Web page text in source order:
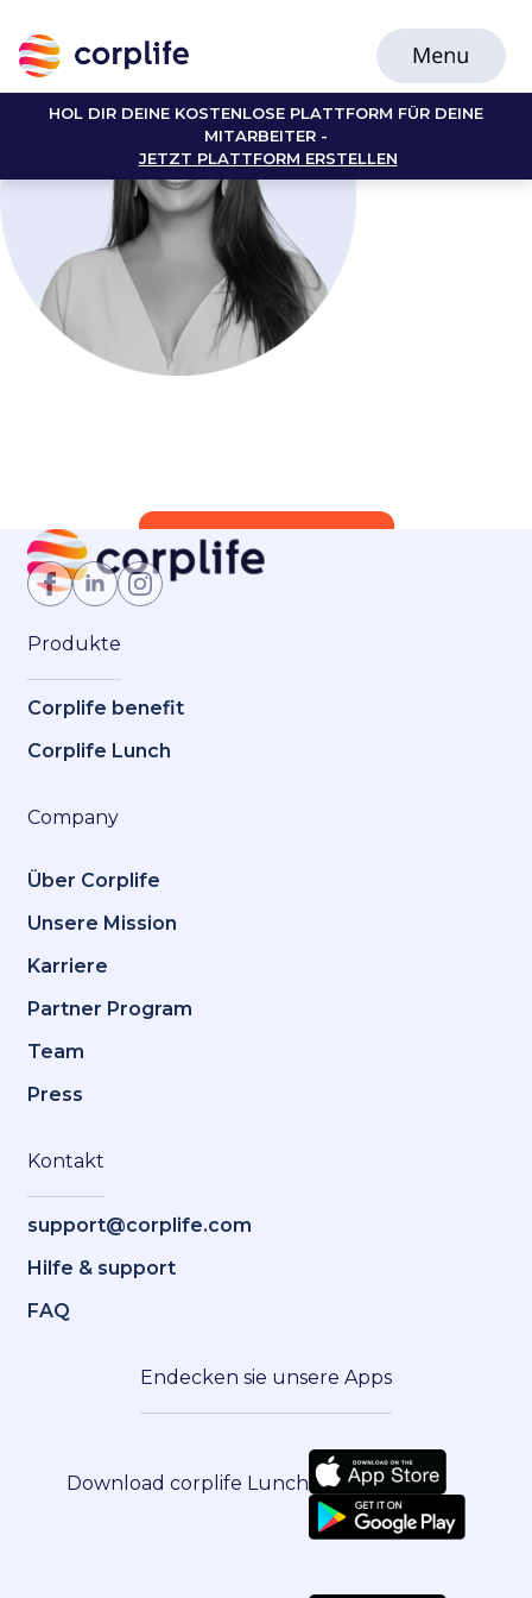
HOL DIR DEINE KOSTENLOSE PLATTFORM FÜR DEINE
MITARBEITER -
JETZT PLATTFORM ERSTELLEN
Jetzt Mitglied werden
Produkte
Corplife benefit
Corplife Lunch
Company
Über Corplife
Unsere Mission
Karriere
Partner Program
Team
Press
Kontakt
support@corplife.com
Hilfe & support
FAQ
Endecken sie unsere Apps
Download corplife Lunch